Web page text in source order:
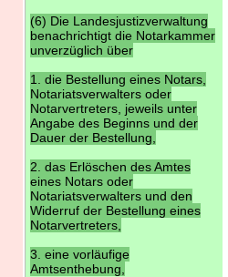
(6) Die Landesjustizverwaltung
benachrichtigt die Notarkammer
unverzüglich über
1. die Bestellung eines Notars,
Notariatsverwalters oder
Notarvertreters, jeweils unter
Angabe des Beginns und der
Dauer der Bestellung,
2. das Erlöschen des Amtes
eines Notars oder
Notariatsverwalters und den
Widerruf der Bestellung eines
Notarvertreters,
3. eine vorläufige
Amtsenthebung,